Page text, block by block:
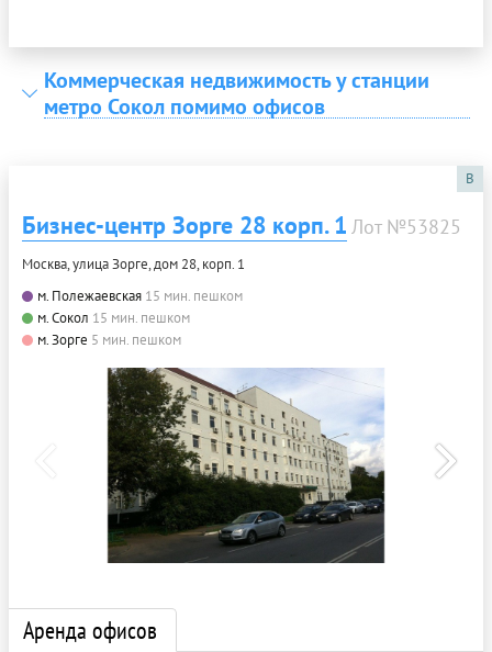
Коммерческая недвижимость у станции
метро Сокол помимо офисов
B
Бизнес-центр Зорге 28 корп. 1 Лот №53825
Москва, улица Зорге, дом 28, корп. 1
м. Полежаевская 15 мин. пешком
м. Сокол 15 мин. пешком
м. Зорге 5 мин. пешком
Аренда офисов